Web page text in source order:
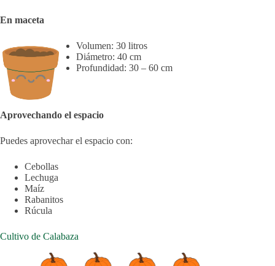
En maceta
Volumen: 30 litros
Diámetro: 40 cm
Profundidad: 30 – 60 cm
Aprovechando el espacio
Puedes aprovechar el espacio con:
Cebollas
Lechuga
Maíz
Rabanitos
Rúcula
Cultivo de Calabaza